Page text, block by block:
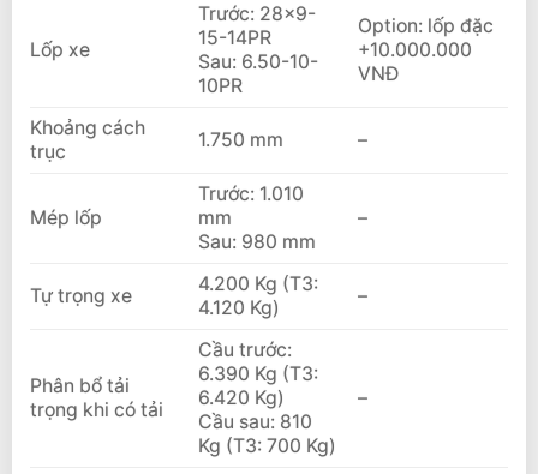
Lốp xe
Trước: 28×9-
15-14PR
Sau: 6.50-10-
10PR
Option: lốp đặc
+10.000.000
VNĐ
Khoảng cách
trục
1.750 mm –
Mép lốp
Trước: 1.010
mm
Sau: 980 mm
–
Tự trọng xe
4.200 Kg (T3:
4.120 Kg)
–
Phân bổ tải
trọng khi có tải
Cầu trước:
6.390 Kg (T3:
6.420 Kg)
Cầu sau: 810
Kg (T3: 700 Kg)
–